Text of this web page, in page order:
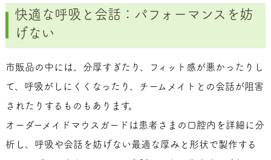
快適な呼吸と会話：パフォーマンスを妨
げない
市販品の中には、分厚すぎたり、フィット感が悪かったりし
て、呼吸がしにくくなったり、チームメイトとの会話が阻害
されたりするものもあります。
オーダーメイドマウスガードは患者さまの口腔内を詳細に分
析し、呼吸や会話を妨げない最適な厚みと形状で製作する